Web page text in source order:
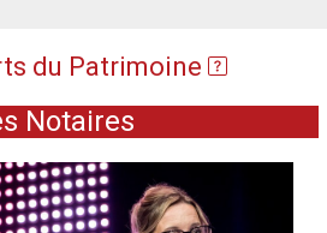
du Patrimoine
Notaires